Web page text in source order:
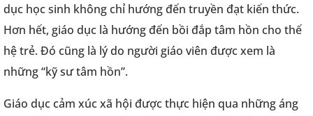
dục học sinh không chỉ hướng đến truyền đạt kiến thức.
Hơn hết, giáo dục là hướng đến bồi đắp tâm hồn cho thế
hệ trẻ. Đó cũng là lý do người giáo viên được xem là
những “kỹ sư tâm hồn”.
Giáo dục cảm xúc xã hội được thực hiện qua những áng